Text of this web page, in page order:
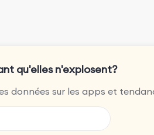
qu'elles n'explosent?
données sur les apps et